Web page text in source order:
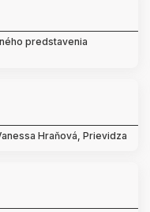
predstavenia
Hraňová, Prievidza